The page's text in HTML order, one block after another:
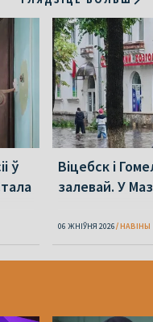
ў
Віцебск і
залевай. У
06 ЖНІЎНЯ 2026 НАВІНЫ